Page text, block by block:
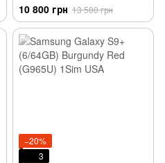
10 800 грн 13 500 грн
−20%
3